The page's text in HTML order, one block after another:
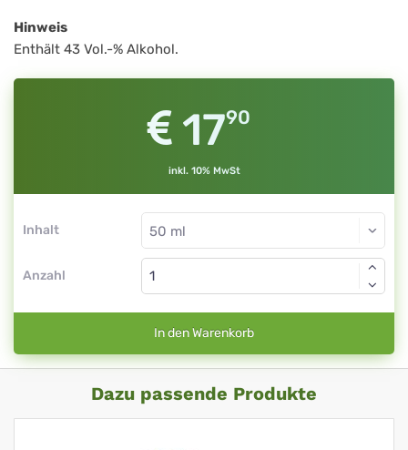
Hinweis
Enthält 43 Vol.-% Alkohol.
1790
inkl. 10% MwSt
Inhalt
Anzahl
In den Warenkorb
Dazu passende Produkte